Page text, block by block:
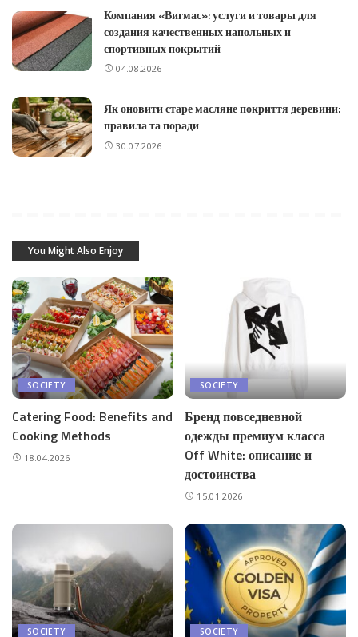
Компания «Вигмас»: услуги и товары для
создания качественных напольных и
спортивных покрытий
04.08.2026
Як оновити старе масляне покриття деревини:
правила та поради
30.07.2026
You Might Also Enjoy
SOCIETY
Catering Food: Benefits and
Cooking Methods
18.04.2026
SOCIETY
Бренд повседневной
одежды премиум класса
Off White: описание и
достоинства
15.01.2026
SOCIETY SOCIETY